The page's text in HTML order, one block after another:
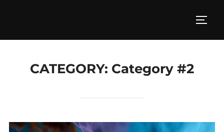
CATEGORY: Category #2